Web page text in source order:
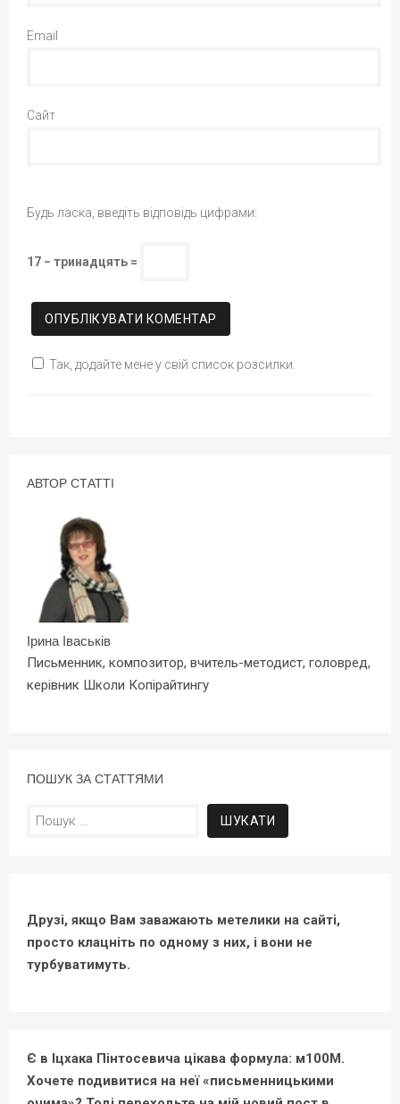
Email
Сайт
Будь ласка, введіть відповідь цифрами:
17 − тринадцять =
Так, додайте мене у свій список розсилки.
АВТОР СТАТТІ
Ірина Іваськів
Письменник, композитор, вчитель-методист, головред,
керівник Школи Копірайтингу
ПОШУК ЗА СТАТТЯМИ
Пошук:
Друзі, якщо Вам заважають метелики на сайті,
просто клацніть по одному з них, і вони не
турбуватимуть.
Є в Іцхака Пінтосевича цікава формула: м100М.
Хочете подивитися на неї «письменницькими